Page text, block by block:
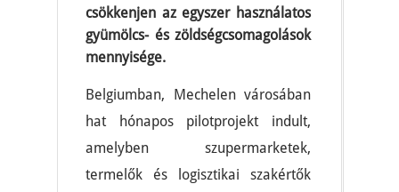
csökkenjen az egyszer használatos
gyümölcs- és zöldségcsomagolások
mennyisége.
Belgiumban, Mechelen városában
hat hónapos pilotprojekt indult,
amelyben szupermarketek,
termelők és logisztikai szakértők